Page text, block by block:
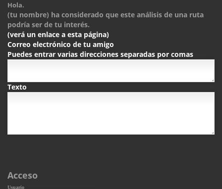
Hola.
(tu nombre) ha considerado que este análisis de una ruta
podría ser de tu interés.
(verá un enlace a esta página)
Correo electrónico de tu amigo
Puedes entrar varias direcciones separadas por comas
Texto
Acceso
Usuario